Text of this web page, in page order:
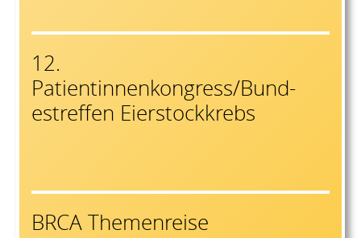
12.
Patientinnenkongress/Bund-
estreffen Eierstockkrebs
BRCA Themenreise